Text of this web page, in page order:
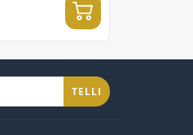
TELLI